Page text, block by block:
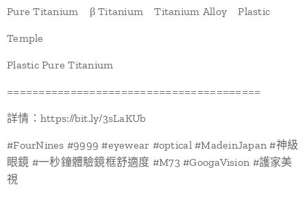
Pure Titanium β Titanium Titanium Alloy Plastic
Temple
Plastic Pure Titanium
========================================
詳情：https://bit.ly/3sLaKUb
#FourNines #9999 #eyewear #optical #MadeinJapan #神級
眼鏡 #一秒鐘體驗鏡框舒適度 #M73 #GoogaVision #護家美
視